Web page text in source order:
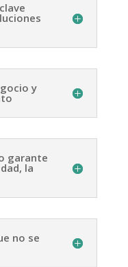
y
garante
la
no se